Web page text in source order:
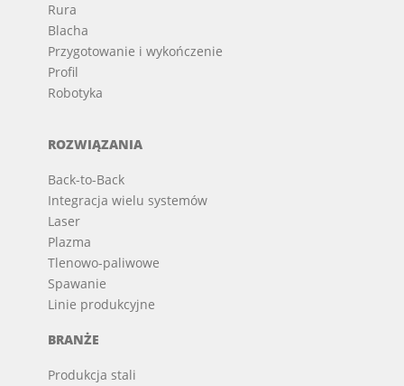
Rura
Blacha
Przygotowanie i wykończenie
Profil
Robotyka
ROZWIĄZANIA
Back-to-Back
Integracja wielu systemów
Laser
Plazma
Tlenowo-paliwowe
Spawanie
Linie produkcyjne
BRANŻE
Produkcja stali